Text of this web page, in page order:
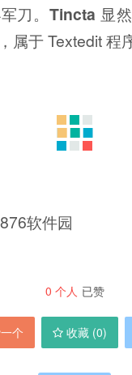
刀。 Tincta 显
属于 Textedit 程
软件园
0 个人 已赞
个 收藏 (0)